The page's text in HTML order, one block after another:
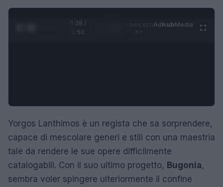
0:29 /
1:50
AdhubMedia
Yorgos Lanthimos è un regista che sa sorprendere,
capace di mescolare generi e stili con una maestria
tale da rendere le sue opere difficilmente
catalogabili. Con il suo ultimo progetto, Bugonia,
sembra voler spingere ulteriormente il confine